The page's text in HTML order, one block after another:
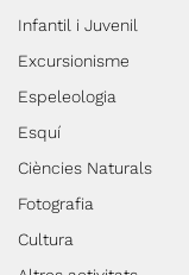
Infantil i Juvenil
Excursionisme
Espeleologia
Esquí
Ciències Naturals
Fotografia
Cultura